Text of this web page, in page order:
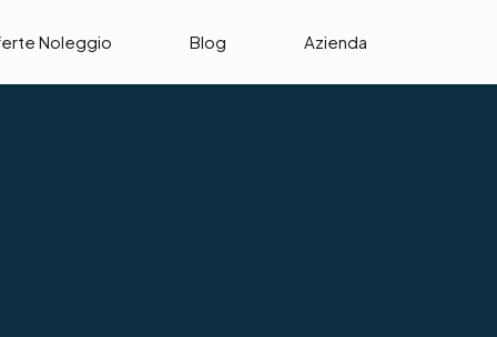
Noleggio Blog Azienda